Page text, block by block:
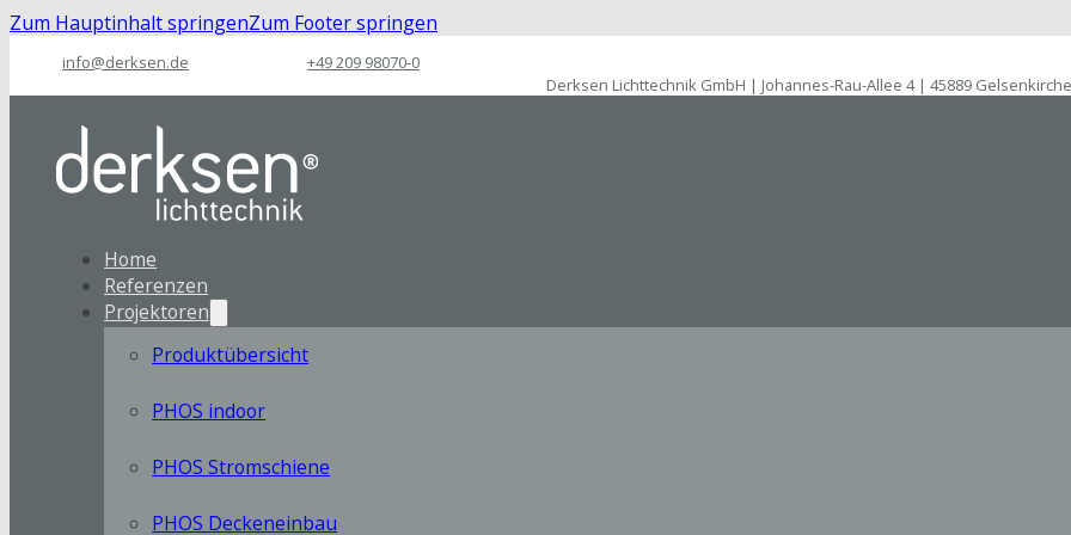
Zum Hauptinhalt springenZum Footer springen
info@derksen.de
+49 209 98070-0
Derksen Lichttechnik GmbH | Johannes-Rau-Allee 4 | 45889
Home
Referenzen
Projektoren
Produktübersicht
PHOS indoor
PHOS Stromschiene
PHOS Deckeneinbau